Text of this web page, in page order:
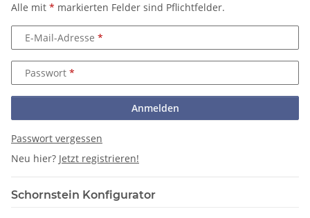
Alle mit * markierten Felder sind Pflichtfelder.
E-Mail-Adresse
Passwort
Anmelden
Passwort vergessen
Neu hier? Jetzt registrieren!
Schornstein Konfigurator